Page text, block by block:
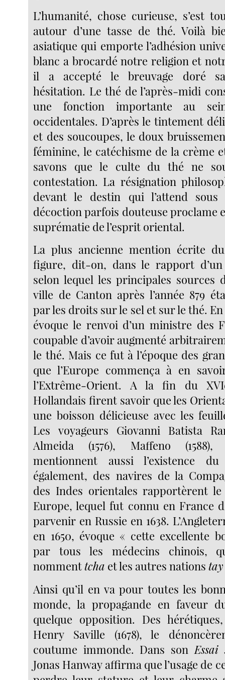
L’humanité, chose curieuse, s’est
autour d’une tasse de thé. Voilà
asiatique qui emporte l’adhésion
blanc a brocardé notre religion et
il a accepté le breuvage doré
hésitation. Le thé de l’après-midi
une fonction importante au
occidentales. D’après le tintement
et des soucoupes, le doux
féminine, le catéchisme de la crème
savons que le culte du thé ne
contestation. La résignation
devant le destin qui l’attend sous
décoction parfois douteuse proclame
suprématie de l’esprit oriental.
La plus ancienne mention écrite
figure, dit-on, dans le rapport d’un
selon lequel les principales sources
ville de Canton après l’année 879
par les droits sur le sel et sur le thé. En
évoque le renvoi d’un ministre des
coupable d’avoir augmenté
le thé. Mais ce fut à l’époque des
que l’Europe commença à en
l’Extrême-Orient. A la fin du
Hollandais firent savoir que les
une boisson délicieuse avec les
Les voyageurs Giovanni Batista
Almeida (1576), Maffeno (1588),
mentionnent aussi l’existence
également, des navires de la
des Indes orientales rapportèrent
Europe, lequel fut connu en France
parvenir en Russie en 1638.
en 1650, évoque « cette excellente
par tous les médecins chinois,
nommenttcha et les autres nationstay
Ainsi qu’il en va pour toutes les
monde, la propagande en faveur
quelque opposition. Des
Henry Saville (1678), le
coutume immonde. Dans son
Jonas Hanway affirma que l’usage de